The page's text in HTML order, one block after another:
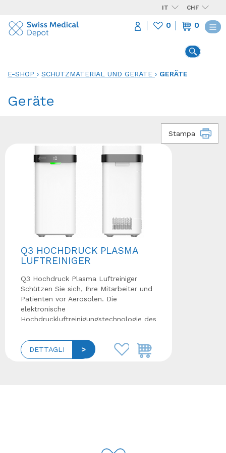
IT CHF
0 0
E-SHOP › SCHUTZMATERIAL UND GERÄTE › GERÄTE
Geräte
Stampa
Q3 HOCHDRUCK PLASMA
LUFTREINIGER
Q3 Hochdruck Plasma Luftreiniger
Schützen Sie sich, Ihre Mitarbeiter und
Patienten vor Aerosolen. Die
elektronische
Hochdruckluftreinigungstechnologie des
DETTAGLI